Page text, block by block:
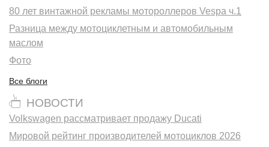
80 лет винтажной рекламы мотороллеров Vespa ч.1
Разница между мотоциклетным и автомобильным
маслом
Фото
Все блоги
НОВОСТИ
Volkswagen рассматривает продажу Ducati
Мировой рейтинг производителей мотоциклов 2026